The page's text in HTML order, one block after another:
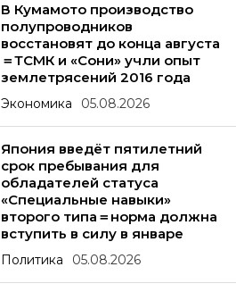
В Кумамото производство
полупроводников
восстановят до конца августа
＝ТСМК и «Сони» учли опыт
землетрясений 2016 года
Экономика 05.08.2026
Япония введёт пятилетний
срок пребывания для
обладателей статуса
«Специальные навыки»
второго типа＝норма должна
вступить в силу в январе
Политика 05.08.2026